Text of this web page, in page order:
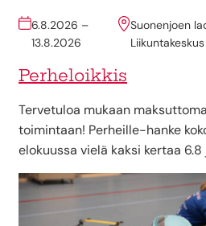
6.8.2026 –
13.8.2026
Suonenjoen
Liikuntakeskus
Perheloikkis
Tervetuloa mukaan
toimintaan! Perheille-hanke
elokuussa vielä kaksi kertaa 6.8